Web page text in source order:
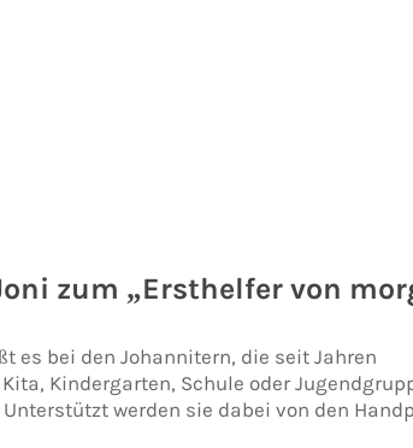
zum „Ersthelfer von
es bei den Johannitern, die seit Jahren
Kindergarten, Schule oder
werden sie dabei von den